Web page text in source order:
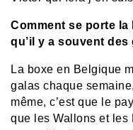
Comment se porte
qu’il y a souvent des
La boxe en Belgique
galas chaque
même, c’est que le
que les Wallons et les